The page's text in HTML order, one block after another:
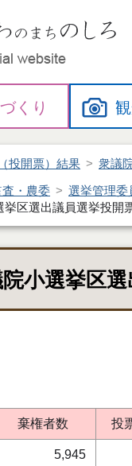
くり
投開票）結果 衆議
・農委 選挙管理委
区選出議員選挙投開
小選挙区
棄権者数 投
5,945